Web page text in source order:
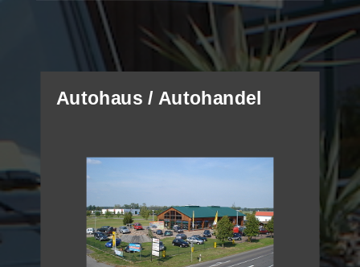
Autohaus / Autohandel